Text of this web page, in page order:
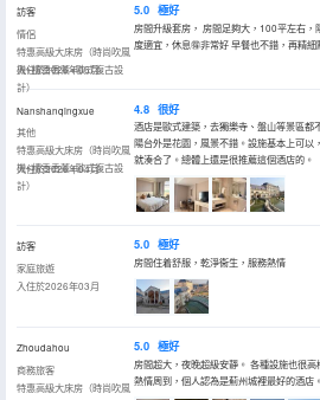
訪客
情侶
特惠高級大床房（時尚吹風
機+檀香香薰+歐式復古設
計）
入住於2026年06月
5.0 極好
房間升級套房， 房間足夠大，100平左右
度適宜，休息🉐非常好 早餐也不錯，再精細
Nanshanqingxue
其他
特惠高級大床房（時尚吹風
機+檀香香薰+歐式復古設
計）
入住於2026年04月
4.8 很好
酒店是歐式建築，去獨樂寺、盤山等景區都
陽台外是花園，風景不錯。設施基本上可
就湊合了。總體上還是很推薦這個酒店的。
訪客
家庭旅遊
入住於2026年03月
5.0 極好
房間住着舒服，乾淨衞生，服務熱情
Zhoudahou
商務旅客
特惠高級大床房（時尚吹風
5.0 極好
房間超大，夜晚超級安靜。 各種設施也很
熱情周到，個人認為是薊州城裡最好的酒店。